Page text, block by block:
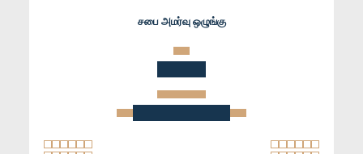
சபை அமர்வு ஒழுங்கு